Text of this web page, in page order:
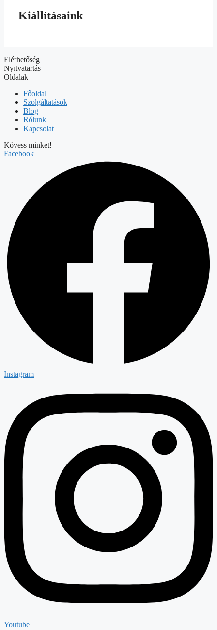
Kiállításaink
Elérhetőség
Nyitvatartás
Oldalak
Főoldal
Szolgáltatások
Blog
Rólunk
Kapcsolat
Kövess minket!
Facebook
Instagram
Youtube